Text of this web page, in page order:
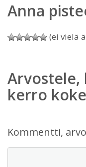
Anna
(ei vielä
kerro
Kommentti,